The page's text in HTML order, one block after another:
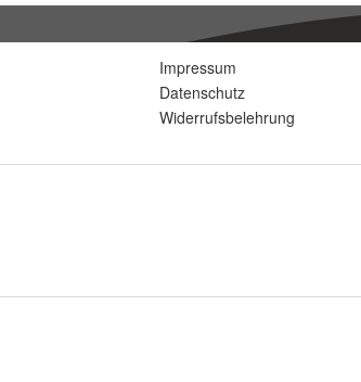
Impressum
Datenschutz
Widerrufsbelehrung